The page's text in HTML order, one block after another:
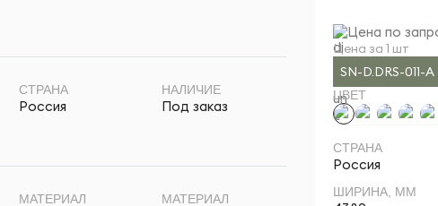
СТРАНА
Россия
НАЛИЧИЕ
Под заказ
МАТЕРИАЛ
МАТЕРИАЛ
Цена по
Цена за 1 шт
SN-D.DRS-011-A
ЦВЕТ
СТРАНА
Россия
ШИРИНА, ММ